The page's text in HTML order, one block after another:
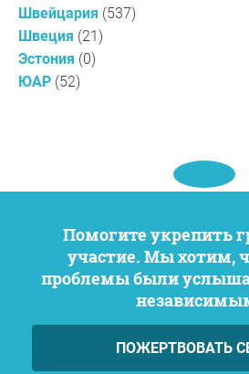
Швейцария (537)
Швеция (21)
Эстония (0)
ЮАР (52)
Помогите укрепить гражданское
участие. Мы хотим,
проблемы были
ПОЖЕРТВОВАТЬ